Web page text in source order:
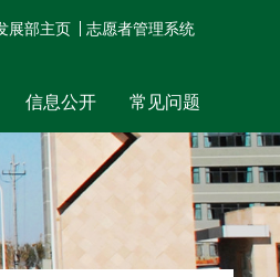
展部主页 志愿者管理系统
信息公开 常见问题